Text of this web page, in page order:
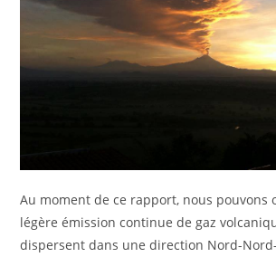
Au moment de ce rapport, nous pouvons
légère émission continue de gaz
dispersent dans une direction Nord-